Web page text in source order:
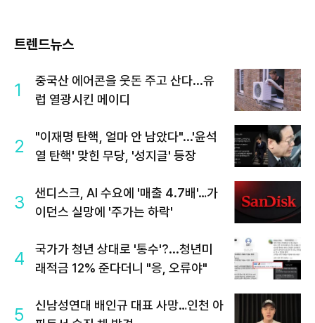
트렌드뉴스
1
중국산 에어콘을 웃돈 주고 산다...유
럽 열광시킨 메이디
2
"이재명 탄핵, 얼마 안 남았다"...'윤석
열 탄핵' 맞힌 무당, '성지글' 등장
3
샌디스크, AI 수요에 '매출 4.7배'…가
이던스 실망에 '주가는 하락'
4
국가가 청년 상대로 '통수'?...청년미
래적금 12% 준다더니 "응, 오류야"
5
신남성연대 배인규 대표 사망…인천 아